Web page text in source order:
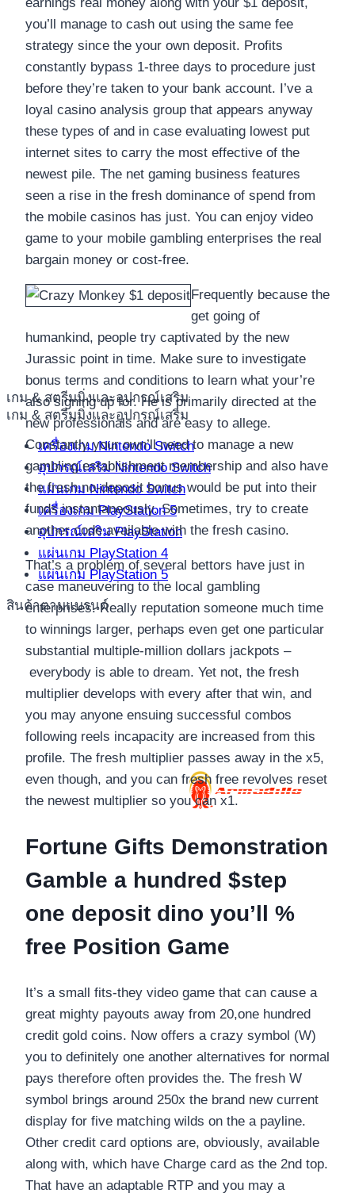
เกม & สตรีมมิ่งและอุปกรณ์เสริม
เกม & สตรีมมิ่งและอุปกรณ์เสริม
เครื่องเกม Nintendo Switch
อุปกรณ์เสริม Nintendo Switch
แผ่นเกม Nintendo Switch
เครื่องเกม PlayStation 5
อุปกรณ์เสริม PlayStation
แผ่นเกม PlayStation 4
แผ่นเกม PlayStation 5
สินค้าตามแบรนด์
earnings real money along with your $1 deposit,
you’ll manage to cash out using the same fee
strategy since the your own deposit. Profits
constantly bypass 1-three days to procedure just
before they’re taken to your bank account. I’ve a
loyal casino analysis group that appears anyway
these types of and in case evaluating lowest put
internet sites to carry the most effective of the
newest pile. The net gaming business features
seen a rise in the fresh dominance of spend from
the mobile casinos has just. You can enjoy video
game to your mobile gambling enterprises the real
bargain money or cost-free.
Frequently because the
get going of
humankind, people try captivated by the new
Jurassic point in time. Make sure to investigate
bonus terms and conditions to learn what your’re
also signing up for. He is primarily directed at the
new professionals and are easy to allege.
Constantly your own’ll need to manage a new
gambling establishment membership and also have
the fresh no-deposit bonus would be put into their
funds instantaneously. Sometimes, try to create
another code available with the fresh casino.
That’s a problem of several bettors have just in
case maneuvering to the local gambling
enterprises. Really reputation someone much time
to winnings larger, perhaps even get one particular
substantial multiple-million dollars jackpots –
everybody is able to dream. Yet not, the fresh
multiplier develops with every after that win, and
you may anyone ensuing successful combos
following reels incapacity are increased from this
profile. The fresh multiplier passes away in the x5,
even though, and you can fresh free revolves reset
the newest multiplier so you can x1.
Fortune Gifts Demonstration
Gamble a hundred $step
one deposit dino you’ll %
free Position Game
It’s a small fits-they video game that can cause a
great mighty payouts away from 20,one hundred
credit gold coins. Now offers a crazy symbol (W)
you to definitely one another alternatives for normal
pays therefore often provides the. The fresh W
symbol brings around 250x the brand new current
display for five matching wilds on the a payline.
Other credit card options are, obviously, available
along with, which have Charge card as the 2nd top.
That have an adaptable RTP and you may a